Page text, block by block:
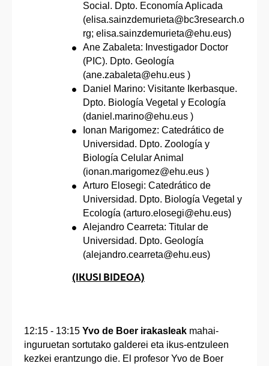
Social. Dpto. Economía Aplicada
(elisa.sainzdemurieta@bc3research.o
rg; elisa.sainzdemurieta@ehu.eus)
Ane Zabaleta: Investigador Doctor
(PIC). Dpto. Geología
(ane.zabaleta@ehu.eus )
Daniel Marino: Visitante Ikerbasque.
Dpto. Biología Vegetal y Ecología
(daniel.marino@ehu.eus )
Ionan Marigomez: Catedrático de
Universidad. Dpto. Zoología y
Biología Celular Animal
(ionan.marigomez@ehu.eus )
Arturo Elosegi: Catedrático de
Universidad. Dpto. Biología Vegetal y
Ecología (arturo.elosegi@ehu.eus)
Alejandro Cearreta: Titular de
Universidad. Dpto. Geología
(alejandro.cearreta@ehu.eus)
(IKUSI BIDEOA)
12:15 - 13:15 Yvo de Boer irakasleak mahai-
inguruetan sortutako galderei eta ikus-entzuleen
kezkei erantzungo die. El profesor Yvo de Boer